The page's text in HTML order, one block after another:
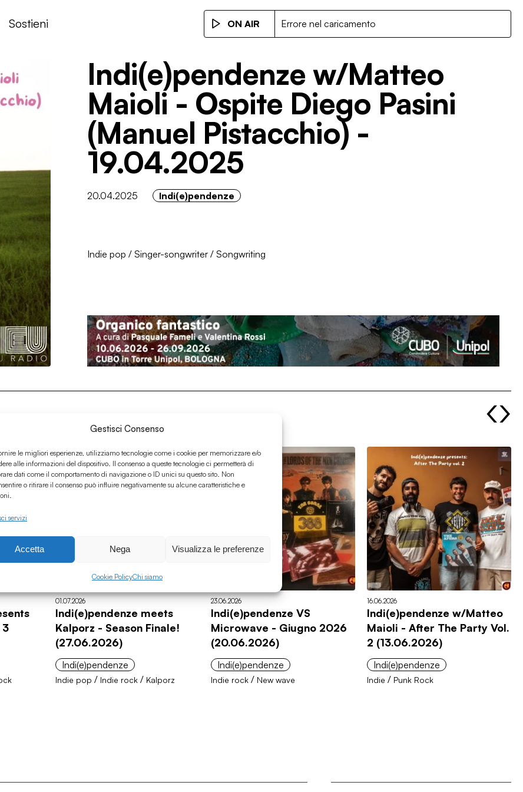
Gestisci Consenso
le migliori esperienze, utilizziamo tecnologie come i cookie per memorizzare e/o
alle informazioni del dispositivo. Il consenso a queste tecnologie ci permetterà di
dati come il comportamento di navigazione o ID unici su questo sito. Non
o ritirare il consenso può influire negativamente su alcune caratteristiche e
servizi
Accetta Nega Visualizza le preferenze
Cookie PolicyChi siamo
Sostieni ON AIR Errore nel caricamento
Indi(e)pendenze w/Matteo
Maioli - Ospite Diego Pasini
(Manuel Pistacchio) -
19.04.2025
20.04.2025 Indi(e)pendenze
Indie pop / Singer-songwriter/ Songwriting
3
01.07.2026
Indi(e)pendenze meets
Kalporz - Season Finale!
(27.06.2026)
Indi(e)pendenze
Indie pop / Indie rock/ Kalporz
23.06.2026
Indi(e)pendenze VS
Microwave - Giugno 2026
(20.06.2026)
Indi(e)pendenze
Indie rock / New wave
16.06.2026
Indi(e)pendenze w/Matteo
Maioli - After The Party Vol.
2 (13.06.2026)
Indi(e)pendenze
Indie / Punk Rock
‹›